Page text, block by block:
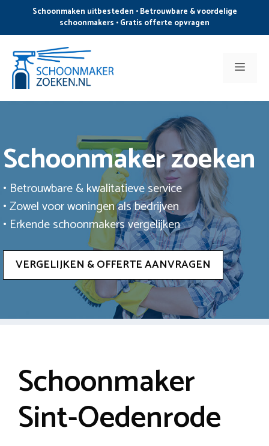
de
inhoud
Schoonmaken uitbesteden • Betrouwbare & voordelige
schoonmakers • Gratis offerte opvragen
Menu
Schoonmaker zoeken
• Betrouwbare & kwalitatieve service
• Zowel voor woningen als bedrijven
• Erkende schoonmakers vergelijken
VERGELIJKEN & OFFERTE AANVRAGEN
Schoonmaker
Sint-Oedenrode